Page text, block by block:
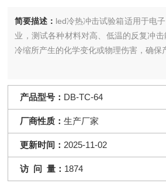
简要描述： led冷热冲击试验箱适用于电
业，测试各种材料对高、低温的反复冲
冷缩所产生的化学变化或物理伤害，确保
产品型号： DB-TC-64
厂商性质：生产厂家
更新时间： 2025-11-02
访 问 量： 1874